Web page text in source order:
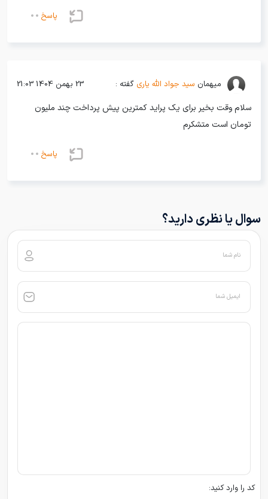
پاسخ
میهمان سید جواد الله یاری گفته : 23 بهمن 1404 21:03
سلام وقت بخیر برای یک پراید کمترین پیش پرداخت چند ملیون
تومان است متشکرم
پاسخ
سوال یا نظری دارید؟
نام شما
ایمیل شما
کد را وارد کنید: